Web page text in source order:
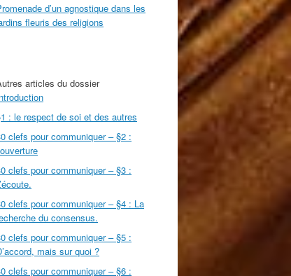
d’un agnostique dans les
fleuris des religions
articles du dossier
: le respect de soi et des autres
clefs pour communiquer – §2 :
clefs pour communiquer – §3 :
clefs pour communiquer – §4 : La
du consensus.
clefs pour communiquer – §5 :
mais sur quoi ?
clefs pour communiquer – §6 :